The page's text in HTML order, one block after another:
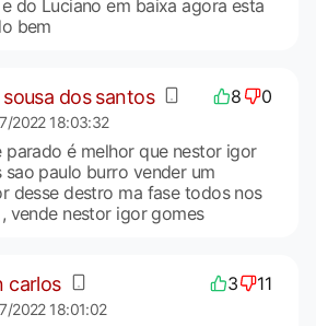
do Luciano em baixa agora esta
bem
dos santos 8 0
2022 18:03:32
parado é melhor que nestor igor
sao paulo burro vender um
desse destro ma fase todos nos
vende nestor igor gomes
carlos 3 11
2022 18:01:02